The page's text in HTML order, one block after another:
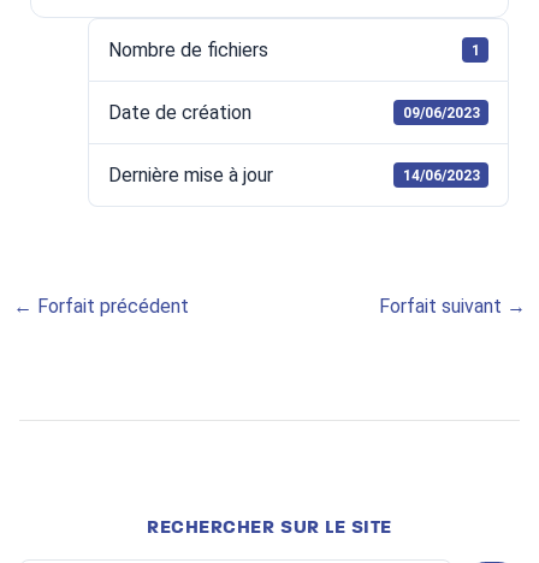
Nombre de fichiers 1
Date de création 09/06/2023
Dernière mise à jour 14/06/2023
← Forfait précédent Forfait suivant →
RECHERCHER SUR LE SITE